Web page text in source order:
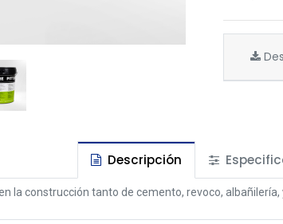
Descripción
la construcción tanto de cemento, revoco,